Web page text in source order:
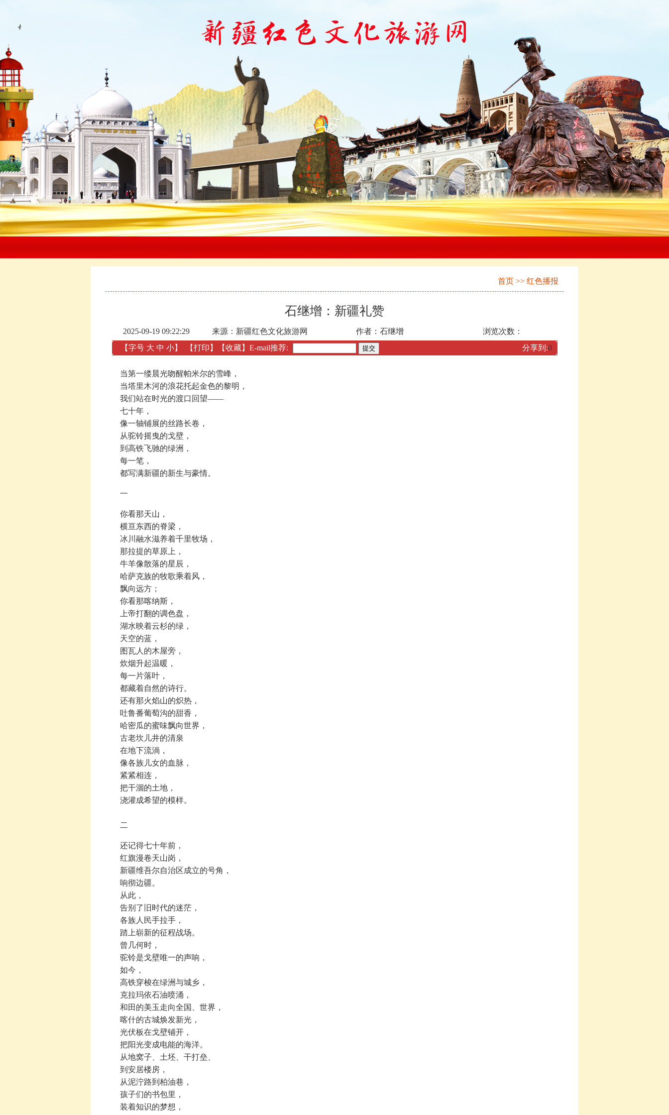
首页 >> 红色播报
石继增：新疆礼赞
2025-09-19 09:22:29 来源： 新疆红色文化旅游网 作者：石继增
浏览次数：
【字号 大 中 小】 【打印 】 【收藏】 E-mail推荐: 分享到:0
当第一缕晨光吻醒帕米尔的雪峰，
当塔里木河的浪花托起金色的黎明，
我们站在时光的渡口回望——
七十年，
像一轴铺展的丝路长卷，
从驼铃摇曳的戈壁，
到高铁飞驰的绿洲，
每一笔，
都写满新疆的新生与豪情。
一
你看那天山，
横亘东西的脊梁，
冰川融水滋养着千里牧场，
那拉提的草原上，
牛羊像散落的星辰，
哈萨克族的牧歌乘着风，
飘向远方；
你看那喀纳斯，
上帝打翻的调色盘，
湖水映着云杉的绿，
天空的蓝，
图瓦人的木屋旁，
炊烟升起温暖，
每一片落叶，
都藏着自然的诗行。
还有那火焰山的炽热，
吐鲁番葡萄沟的甜香，
哈密瓜的蜜味飘向世界，
古老坎儿井的清泉
在地下流淌，
像各族儿女的血脉，
紧紧相连，
把干涸的土地，
浇灌成希望的模样。
二
还记得七十年前，
红旗漫卷天山岗，
新疆维吾尔自治区成立的号角，
响彻边疆。
从此，
告别了旧时代的迷茫，
各族人民手拉手，
踏上崭新的征程战场。
曾几何时，
驼铃是戈壁唯一的声响，
如今，
高铁穿梭在绿洲与城乡，
克拉玛依石油喷涌，
和田的美玉走向全国、世界，
喀什的古城焕发新光，
光伏板在戈壁铺开，
把阳光变成电能的海洋。
从地窝子、土坯、干打垒、
到安居楼房，
从泥泞路到柏油巷，
孩子们的书包里，
装着知识的梦想，